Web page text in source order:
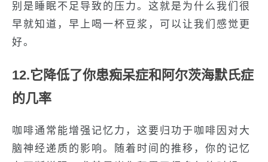
别是睡眠不足导致的压力。这就是为什么我们很
早就知道，早上喝一杯豆浆，可以让我们感觉更
好。
12.它降低了你患痴呆症和阿尔茨海默氏症
的几率
咖啡通常能增强记忆力，这要归功于咖啡因对大
脑神经递质的影响。随着时间的推移，你的记忆